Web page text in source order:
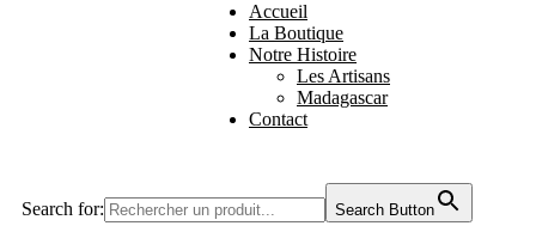
Accueil
La Boutique
Notre Histoire
Les Artisans
Madagascar
Contact
Search for: Search Button